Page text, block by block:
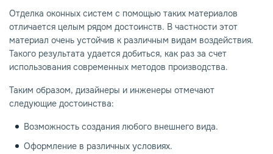
Отделка оконных систем с помощью таких материалов
отличается целым рядом достоинств. В частности этот
материал очень устойчив к различным видам воздействия.
Такого результата удается добиться, как раз за счет
использования современных методов производства.
Таким образом, дизайнеры и инженеры отмечают
следующие достоинства:
Возможность создания любого внешнего вида.
Оформление в различных условиях.